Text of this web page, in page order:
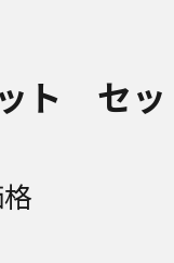
ト セッ